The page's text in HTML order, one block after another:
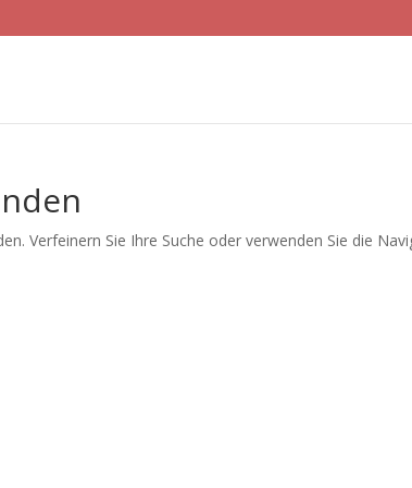
Verfeinern Sie Ihre Suche oder verwenden Sie die